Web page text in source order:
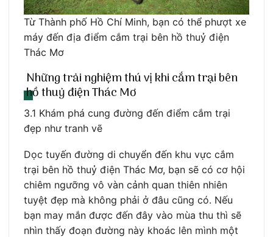
Từ Thành phố Hồ Chí Minh, bạn có thể phượt xe
máy đến địa điểm cắm trại bên hồ thuỷ điện
Thác Mơ
Những trải nghiệm thú vị khi cắm trại bên
hồ thuỷ điện Thác Mơ
3.1 Khám phá cung đường đến điểm cắm trại
đẹp như tranh vẽ
Dọc tuyến đường di chuyển đến khu vực cắm
trại bên hồ thuỷ điện Thác Mơ, bạn sẽ có cơ hội
chiêm ngưỡng vô vàn cảnh quan thiên nhiên
tuyệt đẹp mà không phải ở đâu cũng có. Nếu
bạn may mắn được đến đây vào mùa thu thì sẽ
nhìn thấy đoạn đường này khoác lên mình một